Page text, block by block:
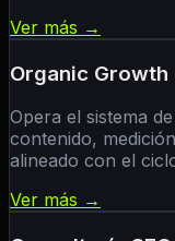
Ver más →
Organic Growth
Opera el sistema
contenido,
alineado con el
Ver más →